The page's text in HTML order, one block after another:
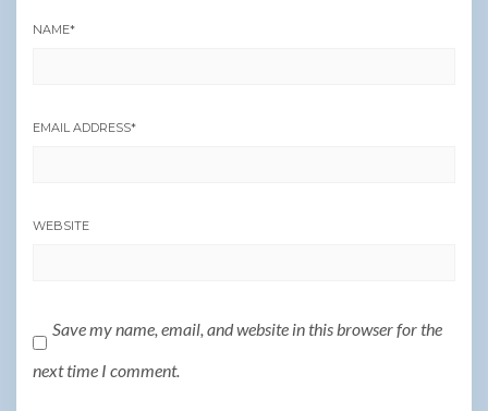
NAME*
EMAIL ADDRESS*
WEBSITE
Save my name, email, and website in this browser for the
next time I comment.